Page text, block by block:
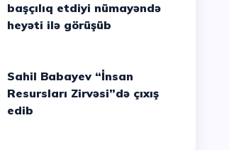
başçılıq etdiyi nümayəndə
heyəti ilə görüşüb
Sahil Babayev “İnsan
Resursları Zirvəsi”də çıxış
edib